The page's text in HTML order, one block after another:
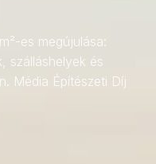
es megújulása:
szálláshelyek és
Média Építészeti Díj